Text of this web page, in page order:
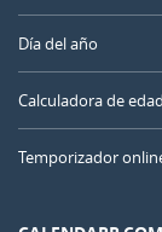
Día del año
Calculadora de edad
Temporizador